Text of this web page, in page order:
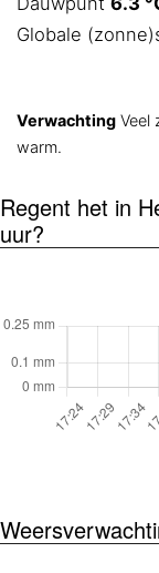
Globale
Verwachting Veel
warm.
Regent het in
uur?